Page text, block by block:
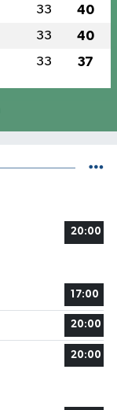
33 40
33 40
33 37
20:00
17:00
20:00
20:00